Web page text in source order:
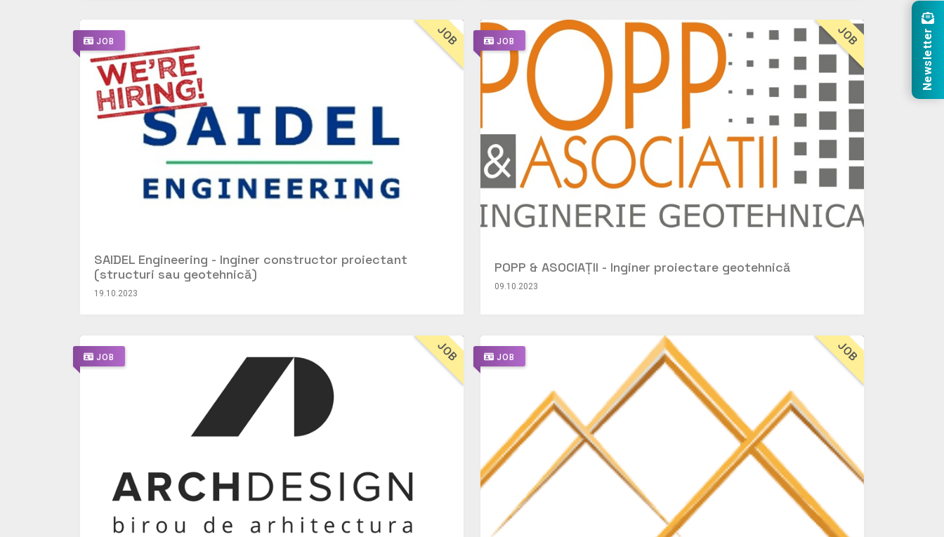
JOB JOB
SAIDEL Engineering - Inginer constructor proiectant
(structuri sau geotehnică)
19.10.2023
JOB JOB
POPP & ASOCIAȚII - Inginer proiectare geotehnică
09.10.2023
JOB JOB JOB JOB
Newsletter